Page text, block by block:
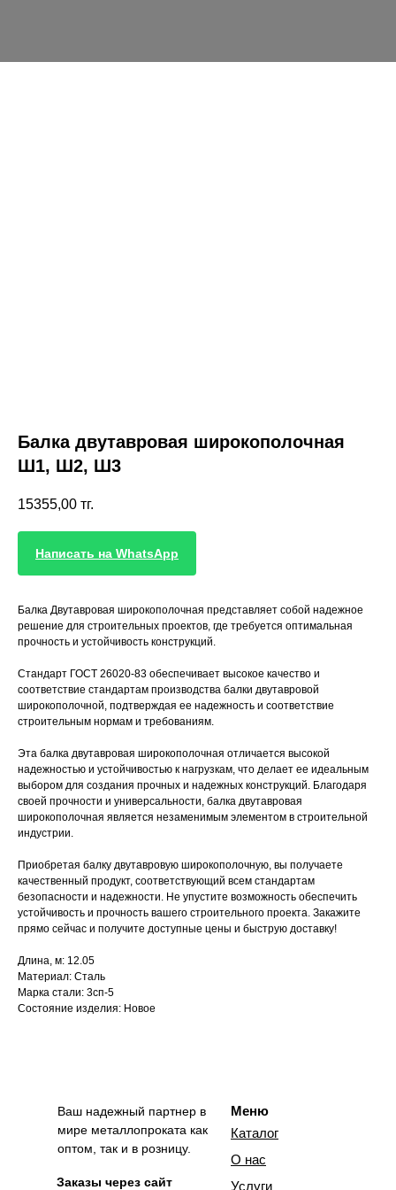
Балка двутавровая широкополочная
Ш1, Ш2, Ш3
15355,00 тг.
Написать на WhatsApp
Балка Двутавровая широкополочная представляет собой надежное
решение для строительных проектов, где требуется оптимальная
прочность и устойчивость конструкций.
Стандарт ГОСТ 26020-83 обеспечивает высокое качество и
соответствие стандартам производства балки двутавровой
широкополочной, подтверждая ее надежность и соответствие
строительным нормам и требованиям.
Эта балка двутавровая широкополочная отличается высокой
надежностью и устойчивостью к нагрузкам, что делает ее идеальным
выбором для создания прочных и надежных конструкций. Благодаря
своей прочности и универсальности, балка двутавровая
широкополочная является незаменимым элементом в строительной
индустрии.
Приобретая балку двутавровую широкополочную, вы получаете
качественный продукт, соответствующий всем стандартам
безопасности и надежности. Не упустите возможность обеспечить
устойчивость и прочность вашего строительного проекта. Закажите
прямо сейчас и получите доступные цены и быструю доставку!
Длина, м: 12.05
Материал: Сталь
Марка стали: 3сп-5
Состояние изделия: Новое
Меню
Ваш надежный партнер в
мире металлопроката как
оптом, так и в розницу.
Каталог
О нас
Услуги
Заказы через сайт